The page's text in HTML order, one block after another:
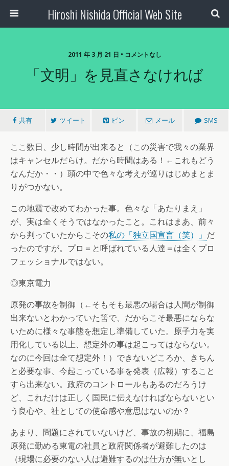
Hiroshi Nishida Official Web Site
2011 年 3 月 21 日 • コメントなし
「文明」を見直さなければ
共有 ツイート ピン メール SMS
ここ数日、少し時間が出来ると（この災害で我々の業界
はキャンセルだらけ。だから時間はある！←これもどう
なんだか・・）頭の中で色々な考えが巡りはじめまとま
りがつかない。
この地震で改めてわかった事。色々な「あたりまえ」
が、実は全くそうではなかったこと。これはまあ、前々
から判っていたからこその私の「独立国宣言（笑）」 だ
ったのですが。プロ＝と呼ばれている人達＝は全くプロ
フェッショナルではない。
◎東京電力
原発の事故を制御（←そもそも最悪の場合は人間が制御
出来ないとわかっていた筈で、だからこそ最悪にならな
いために様々な事態を想定し準備していた。原子力を実
用化している以上、想定外の事は起こってはならない。
なのに今回は全て想定外！）できないどころか、きちん
と必要な事、今起こっている事を発表（広報）すること
すら出来ない。政府のコントロールもあるのだろうけ
ど、これだけは正しく国民に伝えなければならないとい
う良心や、社としての使命感や意思はないのか？
あまり、問題にされていないけど、事故の初期に、福島
原発に勤める東電の社員と政府関係者が避難したのは
（現場に必要のない人は避難するのは仕方が無いとし